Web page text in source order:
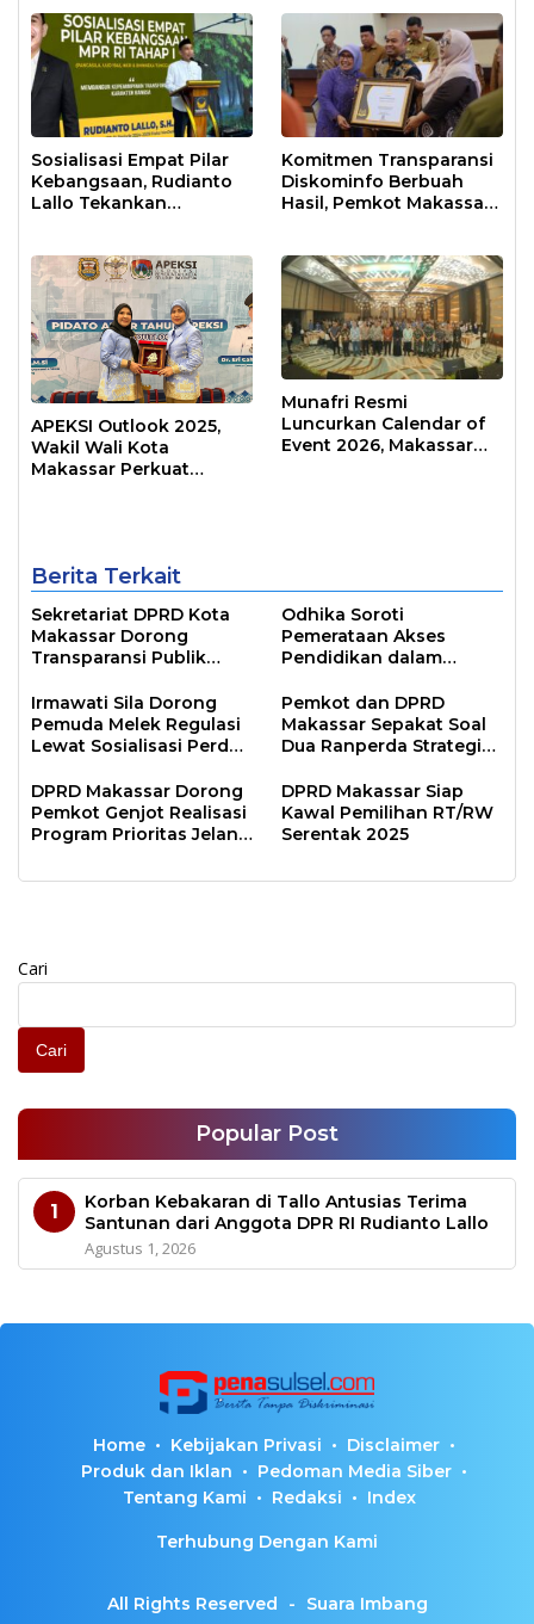
Sosialisasi Empat Pilar
Kebangsaan, Rudianto
Lallo Tekankan
Komitmen Transparansi
Diskominfo Berbuah
Hasil, Pemkot Makassar
APEKSI Outlook 2025,
Wakil Wali Kota
Makassar Perkuat
Munafri Resmi
Luncurkan Calendar of
Event 2026, Makassar
Berita Terkait
Sekretariat DPRD Kota
Makassar Dorong
Transparansi Publik
Digital
Odhika Soroti
Pemerataan Akses
Pendidikan dalam
Irmawati Sila Dorong
Pemuda Melek Regulasi
Lewat Sosialisasi Perda
Pemkot dan DPRD
Makassar Sepakat Soal
Dua Ranperda Strategis
Depan
DPRD Makassar Dorong
Pemkot Genjot Realisasi
Program Prioritas Jelang
DPRD Makassar Siap
Kawal Pemilihan RT/RW
Serentak 2025
Cari
Cari
Popular Post
1
Korban Kebakaran di Tallo Antusias Terima
Santunan dari Anggota DPR RI Rudianto Lallo
Agustus 1, 2026
Home Kebijakan Privasi
Disclaimer
Produk dan Iklan
Pedoman Media Siber
Tentang Kami
Redaksi Index
Terhubung Dengan Kami
All Rights Reserved - Suara Imbang